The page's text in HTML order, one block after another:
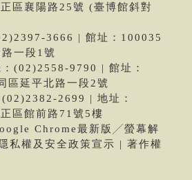
區襄陽路25號 (臺博館斜對
3666 | 館址：100035
一段1號
(02)2558-9790 | 館址：
區延平北路一段2號
2699 | 地址：
區館前路71號5樓
Chrome最新版╱螢幕解
私權及安全政策宣示 | 著作權